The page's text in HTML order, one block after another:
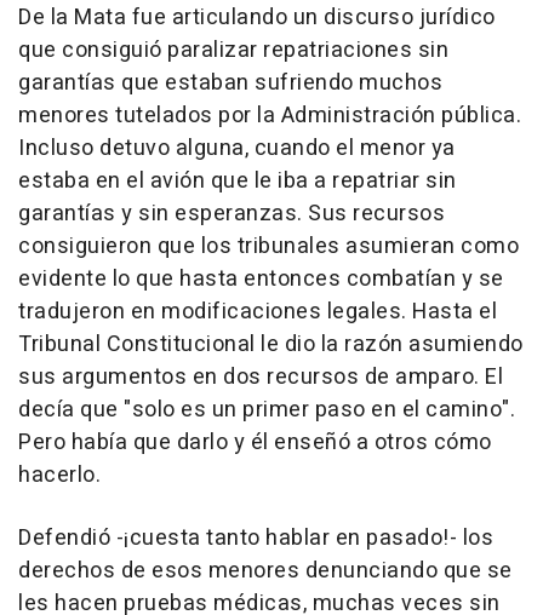
De la Mata fue articulando un discurso jurídico
que consiguió paralizar repatriaciones sin
garantías que estaban sufriendo muchos
menores tutelados por la Administración pública.
Incluso detuvo alguna, cuando el menor ya
estaba en el avión que le iba a repatriar sin
garantías y sin esperanzas. Sus recursos
consiguieron que los tribunales asumieran como
evidente lo que hasta entonces combatían y se
tradujeron en modificaciones legales. Hasta el
Tribunal Constitucional le dio la razón asumiendo
sus argumentos en dos recursos de amparo. El
decía que "solo es un primer paso en el camino".
Pero había que darlo y él enseñó a otros cómo
hacerlo.
Defendió -¡cuesta tanto hablar en pasado!- los
derechos de esos menores denunciando que se
les hacen pruebas médicas, muchas veces sin